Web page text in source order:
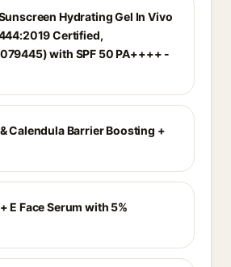
Hydrating Gel In Vivo
Certified,
with SPF 50 PA++++ -
Calendula Barrier Boosting +
E Face Serum with 5%